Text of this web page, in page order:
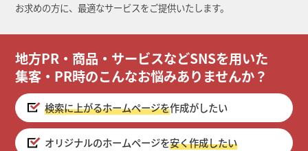
お求めの方に、最適なサービスをご提供いたします。
地方PR・商品・サービスなどSNSを用いた
集客・PR時のこんなお悩みありませんか？
検索に上がるホームページを作成がしたい
オリジナルのホームページを安く作成したい